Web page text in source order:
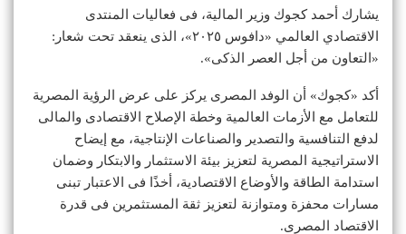
يشارك أحمد كجوك وزير المالية، فى فعاليات المنتدى
الاقتصادي العالمي «دافوس ٢٠٢٥»، الذى ينعقد تحت شعار:
«التعاون من أجل العصر الذكى».
أكد «كجوك» أن الوفد المصرى يركز على عرض الرؤية المصرية
للتعامل مع الأزمات العالمية وخطة الإصلاح الاقتصادى والمالى
لدفع التنافسية والتصدير والصناعات الإنتاجية، مع إيضاح
الاستراتيجية المصرية لتعزيز بيئة الاستثمار والابتكار وضمان
استدامة الطاقة والأوضاع الاقتصادية، أخذًا فى الاعتبار تبنى
مسارات محفزة ومتوازنة لتعزيز ثقة المستثمرين فى قدرة
الاقتصاد المصرى.